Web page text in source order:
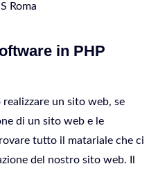
Roma
in PHP
un sito web, se
di un sito web e le
tutto il matariale che ci
del nostro sito web. Il